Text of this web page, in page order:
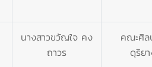
นางสาวขวัญใจ คง
ถาวร
คณะศิล
ดุริย